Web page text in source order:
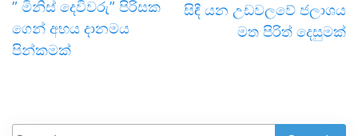
” මිනිස් දෙවිවරු” පිරිසක
ගෙන් අභය දානමය
පින්කමක්
සිඳී යන උඩවලවේ ජලාශය
මත පිරිත් දෙසුමක්